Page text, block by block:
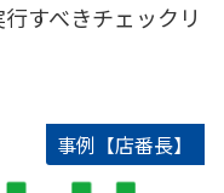
すべきチェックリ
事例【店番長】